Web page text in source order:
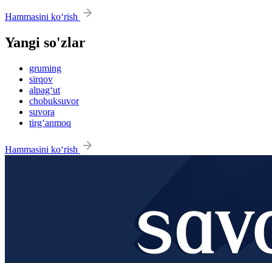
Hammasini ko‘rish
Yangi so'zlar
gruming
sirqov
alpag‘ut
chobuksuvor
suvora
tirg‘anmoq
Hammasini ko‘rish